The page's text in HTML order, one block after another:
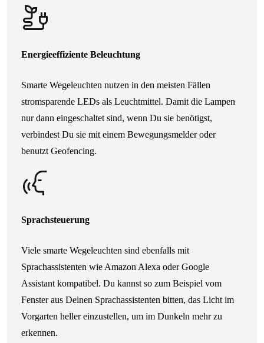
Energieeffiziente Beleuchtung
Smarte Wegeleuchten nutzen in den meisten Fällen
stromsparende LEDs als Leuchtmittel. Damit die Lampen
nur dann eingeschaltet sind, wenn Du sie benötigst,
verbindest Du sie mit einem Bewegungsmelder oder
benutzt Geofencing.
Sprachsteuerung
Viele smarte Wegeleuchten sind ebenfalls mit
Sprachassistenten wie Amazon Alexa oder Google
Assistant kompatibel. Du kannst so zum Beispiel vom
Fenster aus Deinen Sprachassistenten bitten, das Licht im
Vorgarten heller einzustellen, um im Dunkeln mehr zu
erkennen.